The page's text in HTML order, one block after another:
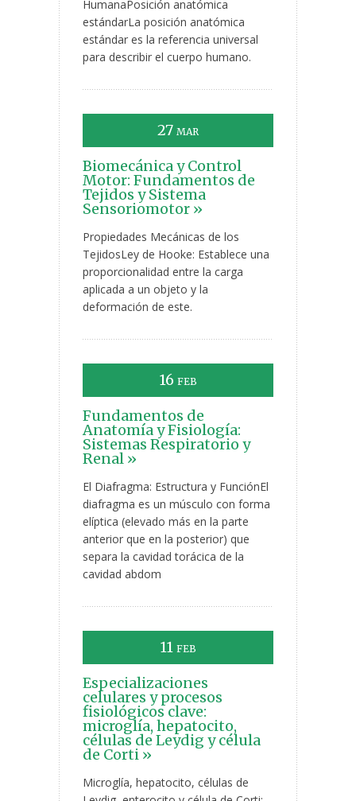
HumanaPosición anatómica
estándarLa posición anatómica
estándar es la referencia universal
para describir el cuerpo humano.
27 MAR
Biomecánica y Control
Motor: Fundamentos de
Tejidos y Sistema
Sensoriomotor »
Propiedades Mecánicas de los
TejidosLey de Hooke: Establece una
proporcionalidad entre la carga
aplicada a un objeto y la
deformación de este.
16 FEB
Fundamentos de
Anatomía y Fisiología:
Sistemas Respiratorio y
Renal »
El Diafragma: Estructura y FunciónEl
diafragma es un músculo con forma
elíptica (elevado más en la parte
anterior que en la posterior) que
separa la cavidad torácica de la
cavidad abdom
11 FEB
Especializaciones
celulares y procesos
fisiológicos clave:
microglía, hepatocito,
células de Leydig y célula
de Corti »
Microglía, hepatocito, células de